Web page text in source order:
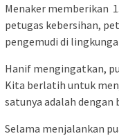
Menaker memberikan
petugas kebersihan,
pengemudi di
Hanif mengingatkan,
Kita berlatih untuk
satunya adalah dengan
Selama menjalankan